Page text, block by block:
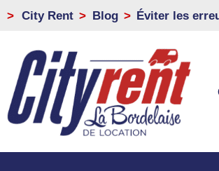
> City Rent Blog Éviter les